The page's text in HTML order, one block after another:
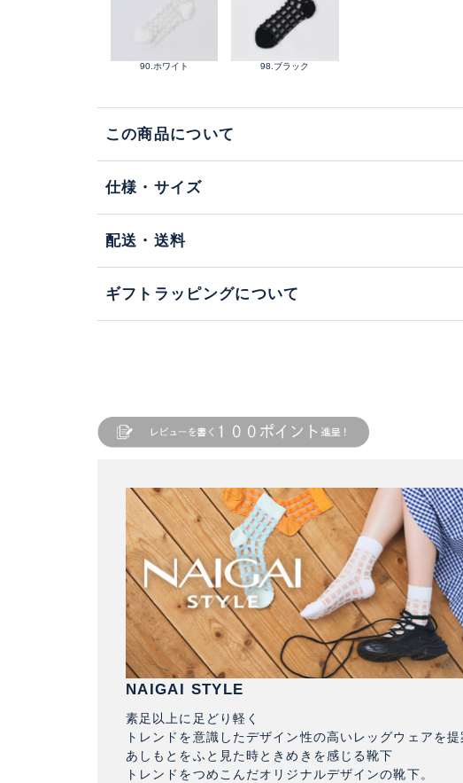
90.ホワイト 98.ブラック
この商品について
仕様・サイズ
配送・送料
ギフトラッピングについて
NAIGAI STYLE
素足以上に足どり軽く
トレンドを意識したデザイン性の高いレッグウェアを提
あしもとをふと見た時ときめきを感じる靴下
トレンドをつめこんだオリジナルデザインの靴下。